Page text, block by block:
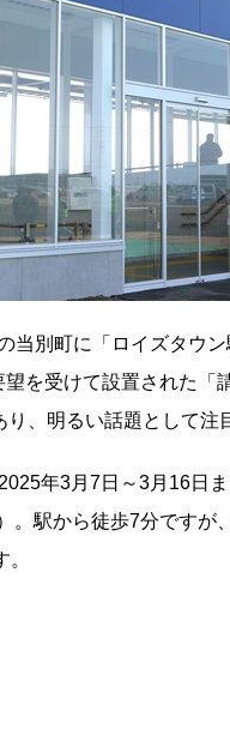
当別町に「ロイズタウ
を受けて設置された「
、明るい話題として注
年3月7日～3月16日
駅から徒歩7分ですが